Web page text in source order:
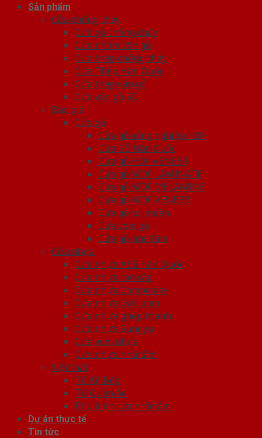
Sản phẩm
Cửa chống cháy
Cửa gỗ chống cháy
Cửa nhôm vân gỗ
Cửa thép chống cháy
Cửa Thép Hàn Quốc
Cửa thép vân gỗ
Cửa vân gỗ 5D
Báo giá
Cửa gỗ
Cửa gỗ công nghiệp HDF
Cửa Gỗ Hàn Quốc
Cửa gỗ HDF VENEER
Cửa gỗ MDF LAMINATE
Cửa gỗ MDF MELAMINE
Cửa gỗ MDF VENEER
Cửa gỗ tự nhiên
Cửa vòm gỗ
Cửa gỗ nhà tắm
Cửa nhựa
Cửa nhựa ABS Hàn Quốc
Cửa nhựa cao cấp
Cửa nhựa Composite
Cửa nhựa Đài Loan
Cửa nhựa ghép thanh
Cửa nhựa Sungyu
Cửa vòm nhựa
Cửa nhựa nhà tắm
Nội thất
Tủ Kệ Bếp
Tủ Quần Áo
Phụ kiện cửa nhà tắm
Dự án thực tế
Tin tức